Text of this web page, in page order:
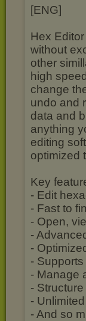
[ENG]
Hex
without
other
high
change
undo and
data and
anything
editing
optimized
Key
- Edit
- Fast to
- Open,
-
-
-
- Manage
-
-
- And so